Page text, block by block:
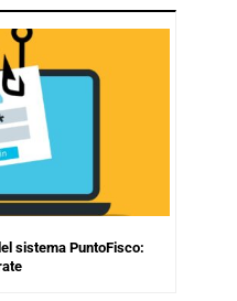
sistema PuntoFisco: